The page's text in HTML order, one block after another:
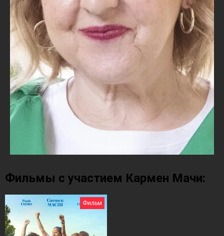
Фильмы с участием Кармен Мачи:
Фильм